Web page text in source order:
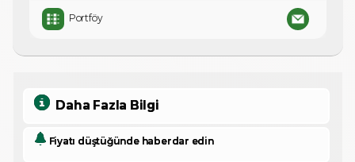
Portföy
Daha Fazla Bilgi
Fiyatı düştüğünde haberdar edin